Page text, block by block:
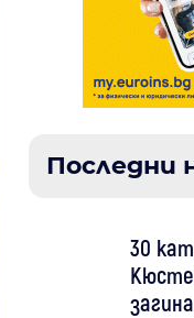
Последни
30